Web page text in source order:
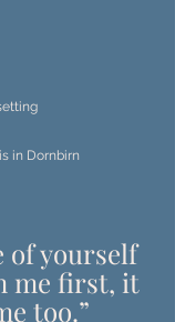
in Dornbirn
of yourself
me first, it
too.”